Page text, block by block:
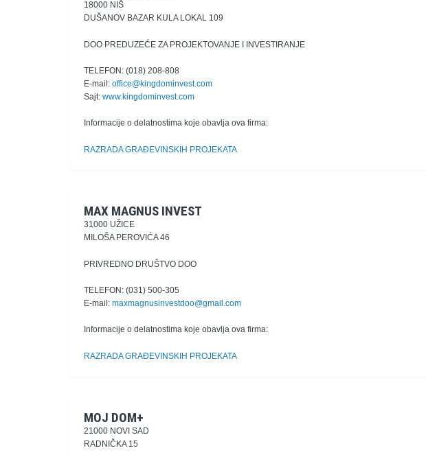
18000 NIŠ
DUŠANOV BAZAR KULA LOKAL 109
DOO PREDUZEĆE ZA PROJEKTOVANJE I INVESTIRANJE
TELEFON: (018) 208-808
E-mail: office@kingdominvest.com
Sajt: www.kingdominvest.com
Informacije o delatnostima koje obavlja ova firma:
RAZRADA GRAĐEVINSKIH PROJEKATA
MAX MAGNUS INVEST
31000 UŽICE
MILOŠA PEROVIĆA 46
PRIVREDNO DRUŠTVO DOO
TELEFON: (031) 500-305
E-mail: maxmagnusinvestdoo@gmail.com
Informacije o delatnostima koje obavlja ova firma:
RAZRADA GRAĐEVINSKIH PROJEKATA
MOJ DOM+
21000 NOVI SAD
RADNIČKA 15